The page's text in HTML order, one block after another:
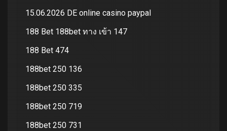
15.06.2026 DE online casino paypal
188 Bet 188bet ทาง เข้า 147
188 Bet 474
188bet 250 136
188bet 250 335
188bet 250 719
188bet 250 731